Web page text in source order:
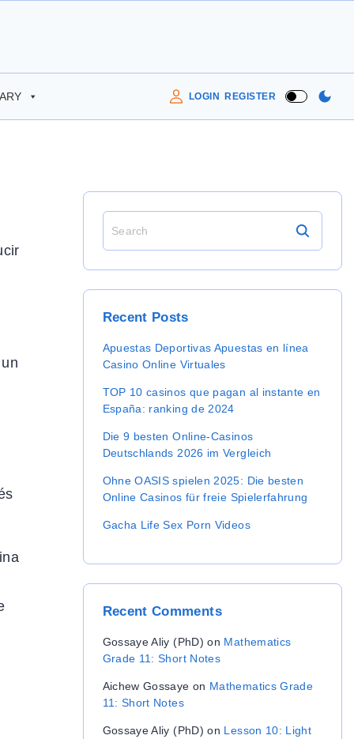
LOGIN REGISTER
r
c
Recent Posts
Apuestas Deportivas Apuestas en línea
Casino Online Virtuales
TOP 10 casinos que pagan al instante en
España: ranking de 2024
Die 9 besten Online-Casinos
Deutschlands 2026 im Vergleich
Ohne OASIS spielen 2025: Die besten
Online Casinos für freie Spielerfahrung
Gacha Life Sex Porn Videos
Recent Comments
Gossaye Aliy (PhD) on Mathematics
Grade 11: Short Notes
Aichew Gossaye on Mathematics Grade
11: Short Notes
Gossaye Aliy (PhD) on Lesson 10: Light